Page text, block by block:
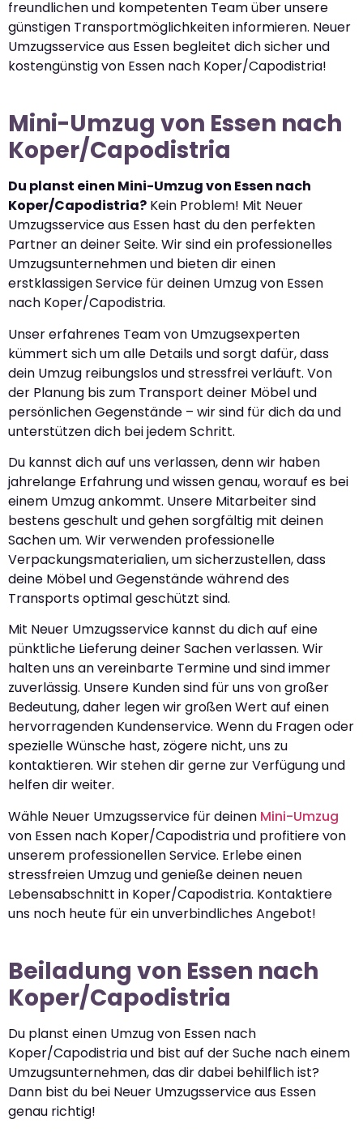
freundlichen und kompetenten Team über unsere
günstigen Transportmöglichkeiten informieren. Neuer
Umzugsservice aus Essen begleitet dich sicher und
kostengünstig von Essen nach Koper/Capodistria!
Mini-Umzug von Essen nach
Koper/Capodistria
Du planst einen Mini-Umzug von Essen nach
Koper/Capodistria? Kein Problem! Mit Neuer
Umzugsservice aus Essen hast du den perfekten
Partner an deiner Seite. Wir sind ein professionelles
Umzugsunternehmen und bieten dir einen
erstklassigen Service für deinen Umzug von Essen
nach Koper/Capodistria.
Unser erfahrenes Team von Umzugsexperten
kümmert sich um alle Details und sorgt dafür, dass
dein Umzug reibungslos und stressfrei verläuft. Von
der Planung bis zum Transport deiner Möbel und
persönlichen Gegenstände – wir sind für dich da und
unterstützen dich bei jedem Schritt.
Du kannst dich auf uns verlassen, denn wir haben
jahrelange Erfahrung und wissen genau, worauf es bei
einem Umzug ankommt. Unsere Mitarbeiter sind
bestens geschult und gehen sorgfältig mit deinen
Sachen um. Wir verwenden professionelle
Verpackungsmaterialien, um sicherzustellen, dass
deine Möbel und Gegenstände während des
Transports optimal geschützt sind.
Mit Neuer Umzugsservice kannst du dich auf eine
pünktliche Lieferung deiner Sachen verlassen. Wir
halten uns an vereinbarte Termine und sind immer
zuverlässig. Unsere Kunden sind für uns von großer
Bedeutung, daher legen wir großen Wert auf einen
hervorragenden Kundenservice. Wenn du Fragen oder
spezielle Wünsche hast, zögere nicht, uns zu
kontaktieren. Wir stehen dir gerne zur Verfügung und
helfen dir weiter.
Wähle Neuer Umzugsservice für deinen Mini-Umzug
von Essen nach Koper/Capodistria und profitiere von
unserem professionellen Service. Erlebe einen
stressfreien Umzug und genieße deinen neuen
Lebensabschnitt in Koper/Capodistria. Kontaktiere
uns noch heute für ein unverbindliches Angebot!
Beiladung von Essen nach
Koper/Capodistria
Du planst einen Umzug von Essen nach
Koper/Capodistria und bist auf der Suche nach einem
Umzugsunternehmen, das dir dabei behilflich ist?
Dann bist du bei Neuer Umzugsservice aus Essen
genau richtig!